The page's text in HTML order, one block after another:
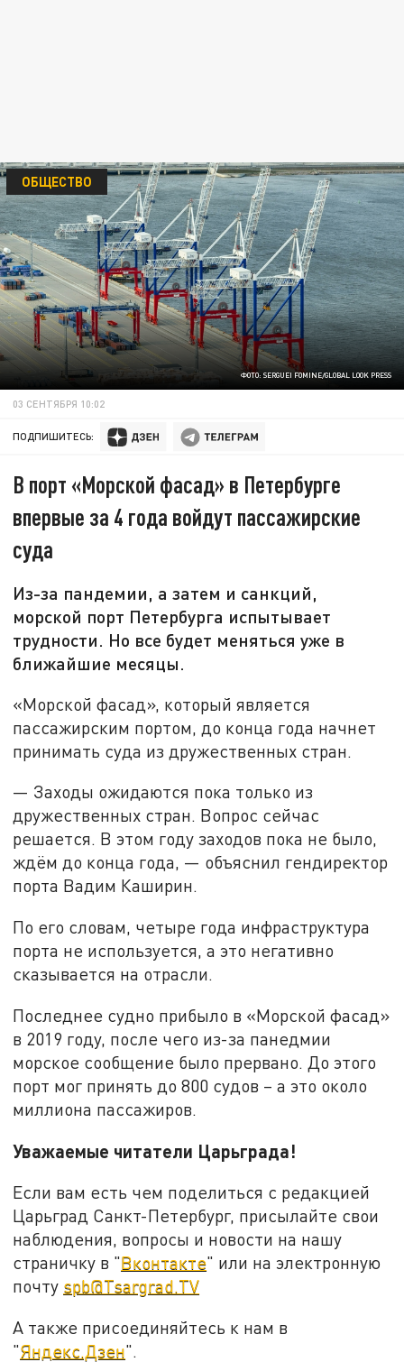
ФОТО: SERGUEI FOMINE/GLOBAL LOOK PRESS
ОБЩЕСТВО
03 СЕНТЯБРЯ 10:02
ПОДПИШИТЕСЬ:
В порт «Морской фасад» в Петербурге
впервые за 4 года войдут пассажирские
суда
Из-за пандемии, а затем и санкций,
морской порт Петербурга испытывает
трудности. Но все будет меняться уже в
ближайшие месяцы.
«Морской фасад», который является
пассажирским портом, до конца года начнет
принимать суда из дружественных стран.
— Заходы ожидаются пока только из
дружественных стран. Вопрос сейчас
решается. В этом году заходов пока не было,
ждём до конца года, — объяснил гендиректор
порта Вадим Каширин.
По его словам, четыре года инфраструктура
порта не используется, а это негативно
сказывается на отрасли.
Последнее судно прибыло в «Морской фасад»
в 2019 году, после чего из-за панедмии
морское сообщение было прервано. До этого
порт мог принять до 800 судов – а это около
миллиона пассажиров.
Уважаемые читатели Царьграда!
Если вам есть чем поделиться с редакцией
Царьград Санкт-Петербург, присылайте свои
наблюдения, вопросы и новости на нашу
страничку в "Вконтакте" или на электронную
почту spb@Tsargrad.TV
А также присоединяйтесь к нам в
"Яндекс.Дзен".